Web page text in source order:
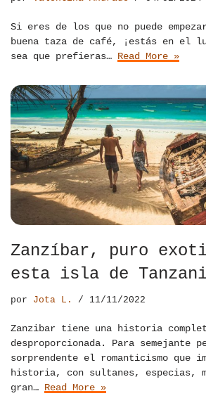
Si eres de los que no puede
buena taza de café, ¡estás en el
sea que prefieras… Read More »
Zanzíbar, puro
esta isla de
por Jota L. 11/11/2022
Zanzibar tiene una historia
desproporcionada. Para semejante
sorprendente el romanticismo que
historia, con sultanes, especias,
gran… Read More »